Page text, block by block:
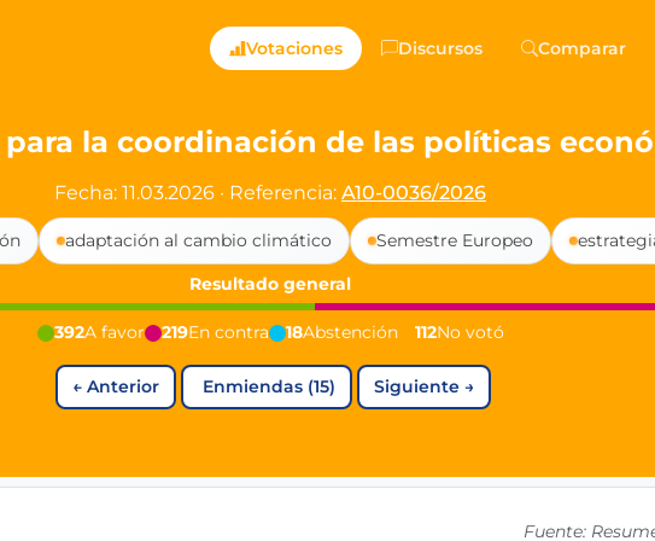
Directly Shaping
political party in Germany dedicated to digital
since 2024
PdF co-founder
youngest mayor at 19 years old
democracy").
Votaciones Discursos Comparar
la coordinación de las políticas
Fecha: 11.03.2026 · Referencia: A10-0036/2026
adaptación al cambio climático Semestre Europeo
Resultado general
392A favor 219En contra 18Abstención 112No votó
← Anterior Enmiendas (15) Siguiente→
Fuente: